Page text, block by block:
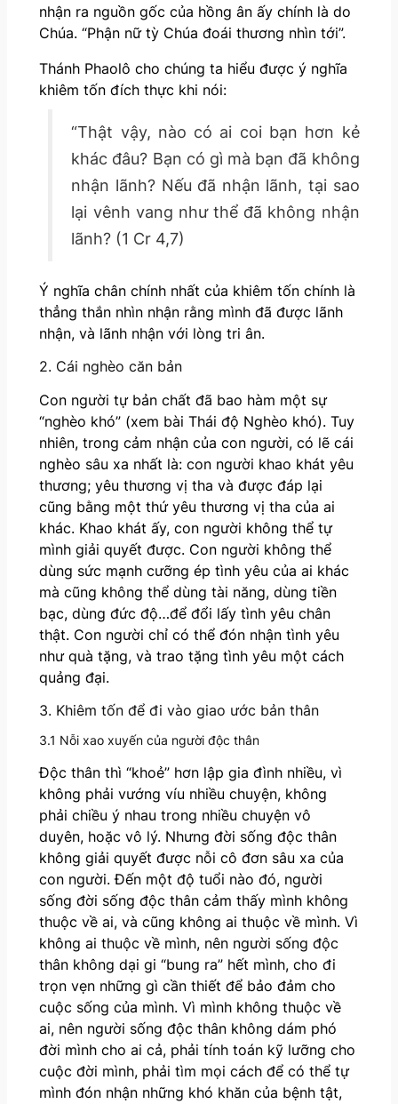
nhận ra nguồn gốc của hồng ân ấy chính là do
Chúa. “Phận nữ tỳ Chúa đoái thương nhìn tới”.
Thánh Phaolô cho chúng ta hiểu được ý nghĩa
khiêm tốn đích thực khi nói:
“Thật vậy, nào có ai coi bạn hơn kẻ
khác đâu? Bạn có gì mà bạn đã không
nhận lãnh? Nếu đã nhận lãnh, tại sao
lại vênh vang như thể đã không nhận
lãnh? (1 Cr 4,7)
Ý nghĩa chân chính nhất của khiêm tốn chính là
thẳng thắn nhìn nhận rằng mình đã được lãnh
nhận, và lãnh nhận với lòng tri ân.
2. Cái nghèo căn bản
Con người tự bản chất đã bao hàm một sự
“nghèo khó” (xem bài Thái độ Nghèo khó). Tuy
nhiên, trong cảm nhận của con người, có lẽ cái
nghèo sâu xa nhất là: con người khao khát yêu
thương; yêu thương vị tha và được đáp lại
cũng bằng một thứ yêu thương vị tha của ai
khác. Khao khát ấy, con người không thể tự
mình giải quyết được. Con người không thể
dùng sức mạnh cưỡng ép tình yêu của ai khác
mà cũng không thể dùng tài năng, dùng tiền
bạc, dùng đức độ…để đổi lấy tình yêu chân
thật. Con người chỉ có thể đón nhận tình yêu
như quà tặng, và trao tặng tình yêu một cách
quảng đại.
3. Khiêm tốn để đi vào giao ước bản thân
3.1 Nỗi xao xuyến của người độc thân
Độc thân thì “khoẻ” hơn lập gia đình nhiều, vì
không phải vướng víu nhiều chuyện, không
phải chiều ý nhau trong nhiều chuyện vô
duyên, hoặc vô lý. Nhưng đời sống độc thân
không giải quyết được nỗi cô đơn sâu xa của
con người. Đến một độ tuổi nào đó, người
sống đời sống độc thân cảm thấy mình không
thuộc về ai, và cũng không ai thuộc về mình. Vì
không ai thuộc về mình, nên người sống độc
thân không dại gi “bung ra” hết mình, cho đi
trọn vẹn những gì cần thiết để bảo đảm cho
cuộc sống của mình. Vì mình không thuộc về
ai, nên người sống độc thân không dám phó
đời mình cho ai cả, phải tính toán kỹ lưỡng cho
cuộc đời mình, phải tìm mọi cách để có thể tự
mình đón nhận những khó khăn của bệnh tật,